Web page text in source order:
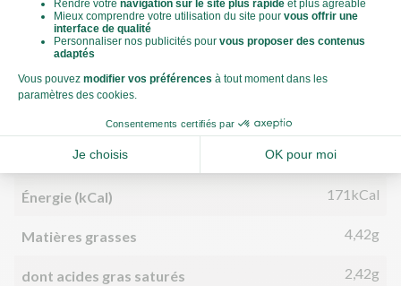
Valeurs nutritionnelles
Énergie (kJ)
Énergie (kCal) 171kCal
Matières grasses 4,42g
dont acides gras saturés 2,42g